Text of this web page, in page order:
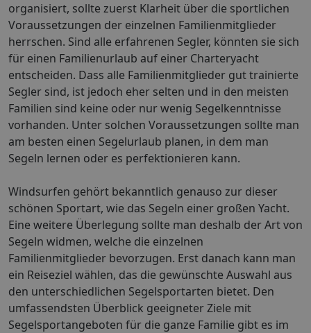
organisiert, sollte zuerst Klarheit über die sportlichen
Voraussetzungen der einzelnen Familienmitglieder
herrschen. Sind alle erfahrenen Segler, könnten sie sich
für einen Familienurlaub auf einer Charteryacht
entscheiden. Dass alle Familienmitglieder gut trainierte
Segler sind, ist jedoch eher selten und in den meisten
Familien sind keine oder nur wenig Segelkenntnisse
vorhanden. Unter solchen Voraussetzungen sollte man
am besten einen Segelurlaub planen, in dem man
Segeln lernen oder es perfektionieren kann.
Windsurfen gehört bekanntlich genauso zur dieser
schönen Sportart, wie das Segeln einer großen Yacht.
Eine weitere Überlegung sollte man deshalb der Art von
Segeln widmen, welche die einzelnen
Familienmitglieder bevorzugen. Erst danach kann man
ein Reiseziel wählen, das die gewünschte Auswahl aus
den unterschiedlichen Segelsportarten bietet. Den
umfassendsten Überblick geeigneter Ziele mit
Segelsportangeboten für die ganze Familie gibt es im